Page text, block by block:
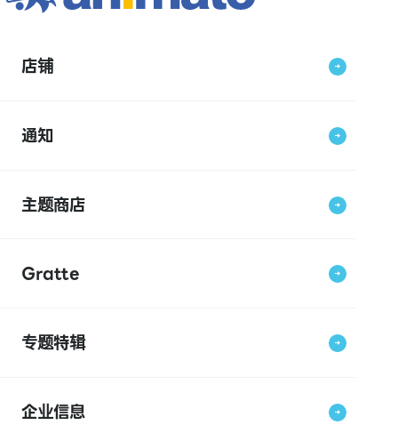
店铺
通知
主题商店
Gratte
专题特辑
企业信息